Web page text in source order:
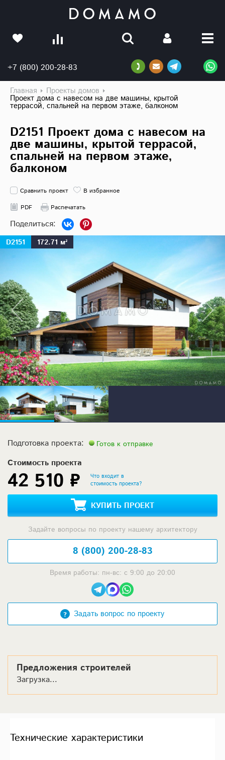
+7 (800) 200-28-83
Главная Проекты домов
Проект дома с навесом на две машины, крытой
террасой, спальней на первом этаже, балконом
D2151 Проект дома с навесом на
две машины, крытой террасой,
спальней на первом этаже,
балконом
Сравнить проект
В избранное
PDF
Распечатать
D2151 172.71 м²
Подготовка проекта: Готов к отправке
Стоимость проекта
42 510 ₽
Что входит в
стоимость проекта?
КУПИТЬ ПРОЕКТ
Задайте вопросы по проекту нашему архитектору
8 (800) 200-28-83
Время работы: пн-вс: с 9:00 до 20:00
Задать вопрос по проекту
Предложения строителей
Загрузка...
Технические характеристики